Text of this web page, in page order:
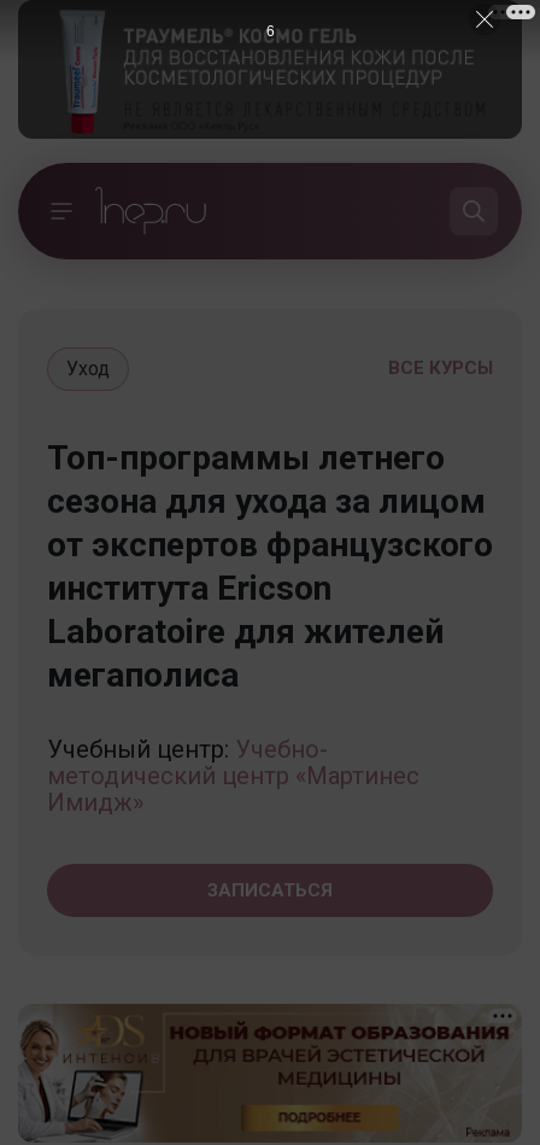
ВСЕ КУРСЫ
Уход
Топ-программы летнего
сезона для ухода за лицом
от экспертов французского
института Ericson
Laboratoire для жителей
мегаполиса
Учебный центр: Учебно-
методический центр «Мартинес
Имидж»
ЗАПИСАТЬСЯ
5